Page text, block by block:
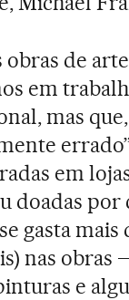
obras de
em
mas
em
doadas
gasta mais
nas obras
e